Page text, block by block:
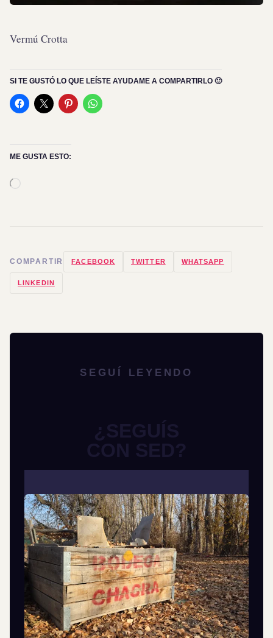
Vermú Crotta
SI TE GUSTÓ LO QUE LEÍSTE AYUDAME A COMPARTIRLO 🙂
ME GUSTA ESTO:
COMPARTIR FACEBOOK TWITTER WHATSAPP
LINKEDIN
SEGUÍ LEYENDO
¿SEGUÍS
CON SED?